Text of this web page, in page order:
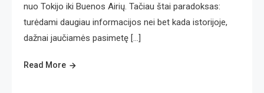
nuo Tokijo iki Buenos Airių. Tačiau štai paradoksas:
turėdami daugiau informacijos nei bet kada istorijoje,
dažnai jaučiamės pasimetę […]
Read More